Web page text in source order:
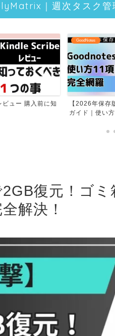
｜週次タスク管
ュー 購入前に知
GoodNotes
【2026年保
ガイド｜使い方
2GB復元！ゴ
解決！